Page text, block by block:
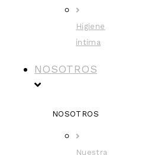
Higiene
íntima
NOSOTROS
NOSOTROS
Nuestra